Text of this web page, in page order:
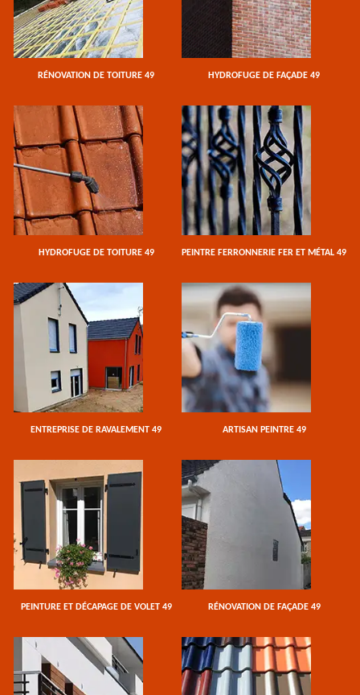
RÉNOVATION DE TOITURE 49 HYDROFUGE DE FAÇADE 49
HYDROFUGE DE TOITURE 49 PEINTRE FERRONNERIE FER ET MÉTAL 49
ENTREPRISE DE RAVALEMENT 49 ARTISAN PEINTRE 49
PEINTURE ET DÉCAPAGE DE VOLET 49 RÉNOVATION DE FAÇADE 49